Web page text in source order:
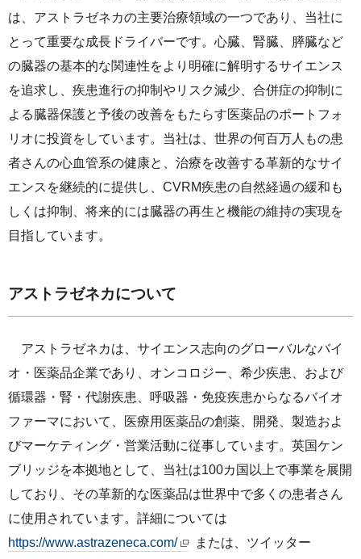
は、アストラゼネカの主要治療領域の一つであり、当社に
とって重要な成長ドライバーです。心臓、腎臓、膵臓など
の臓器の基本的な関連性をより明確に解明するサイエンス
を追求し、疾患進行の抑制やリスク減少、合併症の抑制に
よる臓器保護と予後の改善をもたらす医薬品のポートフォ
リオに投資をしています。当社は、世界の何百万人もの患
者さんの心血管系の健康と、治療を改善する革新的なサイ
エンスを継続的に提供し、CVRM疾患の自然経過の緩和も
しくは抑制、将来的には臓器の再生と機能の維持の実現を
目指しています。
アストラゼネカについて
アストラゼネカは、サイエンス志向のグローバルなバイ
オ・医薬品企業であり、オンコロジー、希少疾患、および
循環器・腎・代謝疾患、呼吸器・免疫疾患からなるバイオ
ファーマにおいて、医療用医薬品の創薬、開発、製造およ
びマーケティング・営業活動に従事しています。英国ケン
ブリッジを本拠地として、当社は100カ国以上で事業を展開
しており、その革新的な医薬品は世界中で多くの患者さん
に使用されています。詳細については
https://www.astrazeneca.com/
または、ツイッター